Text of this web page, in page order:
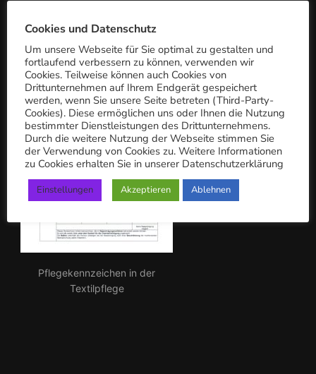
c
h:
Pflegekennzeichen in der
Textilpflege
Cookies und Datenschutz
Um unsere Webseite für Sie optimal zu gestalten und
fortlaufend verbessern zu können, verwenden wir
Cookies. Teilweise können auch Cookies von
Drittunternehmen auf Ihrem Endgerät gespeichert
werden, wenn Sie unsere Seite betreten (Third-Party-
Cookies). Diese ermöglichen uns oder Ihnen die Nutzung
bestimmter Dienstleistungen des Drittunternehmens.
Durch die weitere Nutzung der Webseite stimmen Sie
der Verwendung von Cookies zu. Weitere Informationen
zu Cookies erhalten Sie in unserer Datenschutzerklärung
Einstellungen Akzeptieren Ablehnen